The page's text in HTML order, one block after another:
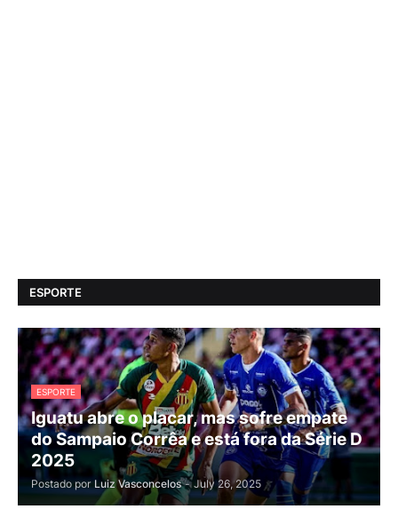
ESPORTE
ESPORTE
Iguatu abre o placar, mas sofre empate
do Sampaio Corrêa e está fora da Série D
2025
Postado por Luiz Vasconcelos - July 26, 2025